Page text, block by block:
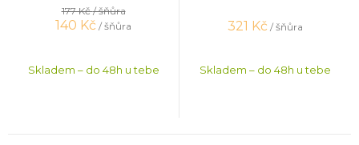
177 Kč/ šňůra
140 Kč / šňůra
Skladem – do 48h u tebe
321 Kč / šňůra
Skladem – do 48h u tebe